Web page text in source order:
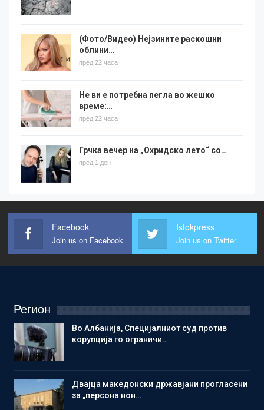
(Фото/Видео) Нејзините раскошни
облини…
пред 22 часа
Не ви е потребна пегла во жешко
време:…
пред 22 часа
Грчка вечер на „Охридско лето“ со…
пред 1 ден
Facebook
Join us on Facebook
Istokpress
Join us on Twitter
Регион
Во Албанија, Специјалниот суд против
корупција го ограничи…
Двајца македонски државјани прогласени
за „персона нон…